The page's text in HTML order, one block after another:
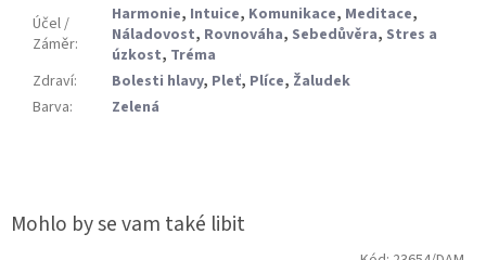
Účel /
Záměr:
Harmonie, Intuice, Komunikace, Meditace,
Náladovost, Rovnováha, Sebedůvěra, Stres a
úzkost, Tréma
Zdraví: Bolesti hlavy, Pleť, Plíce, Žaludek
Barva: Zelená